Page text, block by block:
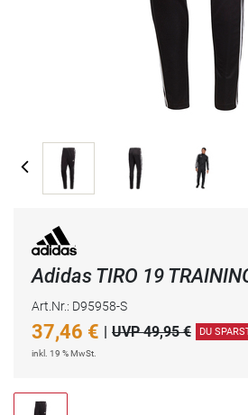
Adidas TIRO 19
Art.Nr.: D95958-S
37,46 € | UVP 49,95 € DU
inkl. 19 % MwSt.